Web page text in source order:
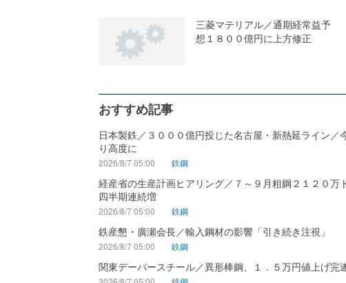
三菱マテリアル／通期経常益予
想１８００億円に上方修正
おすすめ記事
日本製鉄／３０００億円投じた名古屋・新熱延ライン
り高度に
2026/8/7 05:00 鉄鋼
経産省の生産計画ヒアリング／７～９月粗鋼２１２０
四半期連続増
2026/8/7 05:00 鉄鋼
鉄産懇・廣瀬会長／輸入鋼材の影響「引き続き注視」
2026/8/7 05:00 鉄鋼
関東デーバースチール／異形棒鋼、１．５万円値上げ完